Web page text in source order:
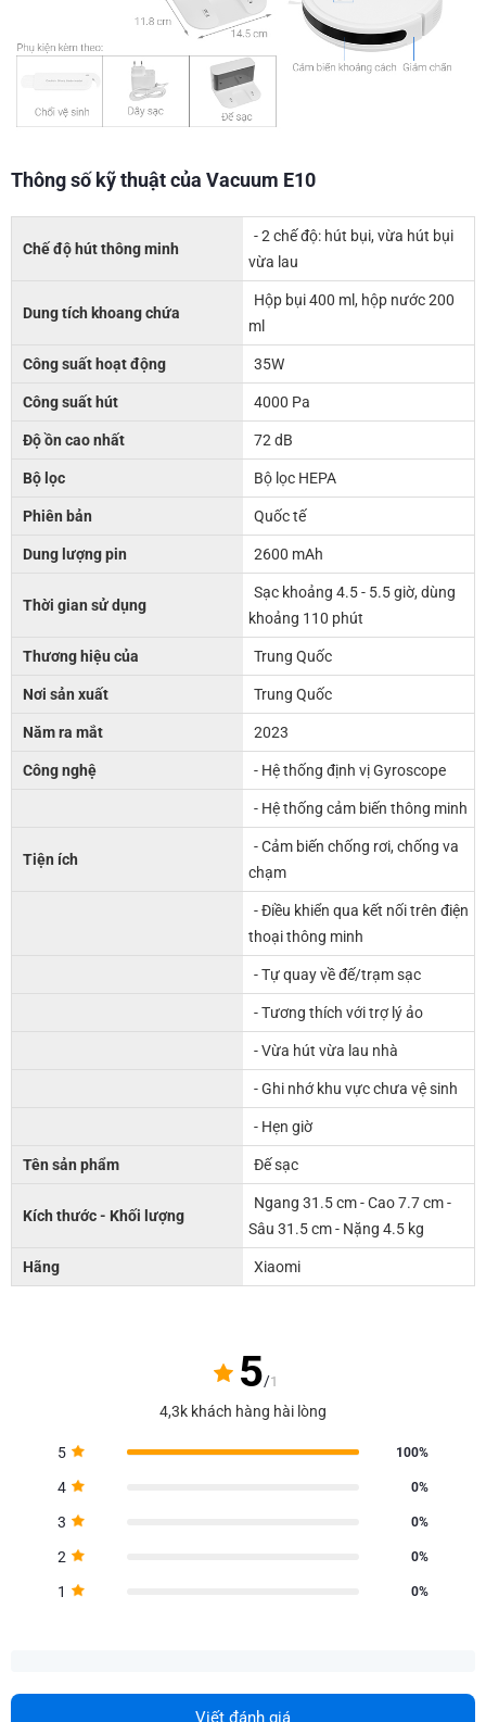
Thông số kỹ thuật của Vacuum E10
Chế độ hút thông minh
- 2 chế độ: hút bụi, vừa hút bụi
vừa lau
Dung tích khoang chứa
Hộp bụi 400 ml, hộp nước 200
ml
Công suất hoạt động 35W
Công suất hút 4000 Pa
Độ ồn cao nhất 72 dB
Bộ lọc Bộ lọc HEPA
Phiên bản Quốc tế
Dung lượng pin 2600 mAh
Thời gian sử dụng
Sạc khoảng 4.5 - 5.5 giờ, dùng
khoảng 110 phút
Thương hiệu của Trung Quốc
Nơi sản xuất Trung Quốc
Năm ra mắt 2023
Công nghệ - Hệ thống định vị Gyroscope
- Hệ thống cảm biến thông minh
Tiện ích
- Cảm biến chống rơi, chống va
chạm
- Điều khiển qua kết nối trên điện
thoại thông minh
- Tự quay về đế/trạm sạc
- Tương thích với trợ lý ảo
- Vừa hút vừa lau nhà
- Ghi nhớ khu vực chưa vệ sinh
- Hẹn giờ
Tên sản phẩm Đế sạc
Kích thước - Khối lượng
Ngang 31.5 cm - Cao 7.7 cm -
Sâu 31.5 cm - Nặng 4.5 kg
Hãng Xiaomi
5/1
4,3k khách hàng hài lòng
5 100%
4 0%
3 0%
2 0%
1 0%
Viết đánh giá